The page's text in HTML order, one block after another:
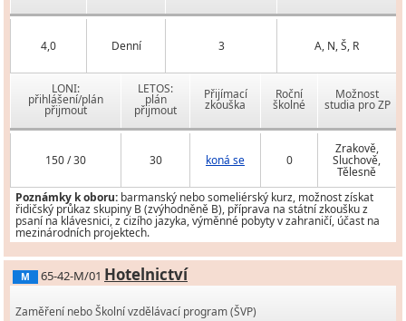
4,0 Denní 3 A, N, Š, R
LONI:
přihlášení/plán
přijmout
LETOS:
plán
přijmout
Přijímací
zkouška
Roční
školné
Možnost
studia pro ZP
150 / 30 30 koná se 0
Zrakově,
Sluchově,
Tělesně
Poznámky k oboru: barmanský nebo someliérský kurz, možnost získat
řidičský průkaz skupiny B (zvýhodněně B), příprava na státní zkoušku z
psaní na klávesnici, z cizího jazyka, výměnné pobyty v zahraničí, účast na
mezinárodních projektech.
M 65-42-M/01 Hotelnictví
Zaměření nebo Školní vzdělávací program (ŠVP)